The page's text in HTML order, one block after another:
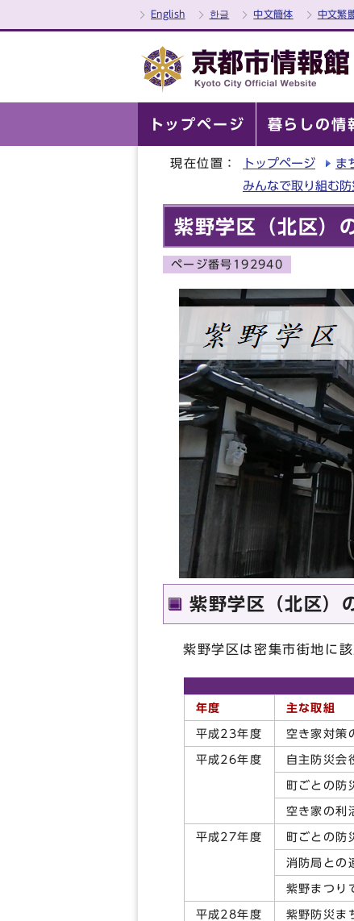
English 한글 中文簡体 中文繁
トップページ 暮らしの情
現在位置： トップページ ま
みんなで取り組む防
紫野学区（北区）
ページ番号192940
紫野学区（北区）
紫野学区は密集市街地に
年度
主な取組
平成23年度 空き家対策
平成26年度 自主防災会
町ごとの防
空き家の利
平成27年度 町ごとの防
消防局との
紫野まつり
平成28年度 紫野防災ま